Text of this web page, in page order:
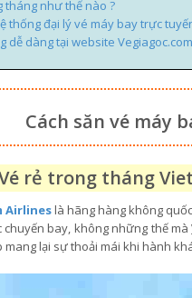
tháng như thế nào ?
thống đại lý vé máy bay trực
dễ dàng tại website Vegiagoc.com
Cách săn vé máy
rẻ trong tháng
Airlineslà hãng hàng không
chuyến bay, không những thế mà
lại sự thoải mái khi hành